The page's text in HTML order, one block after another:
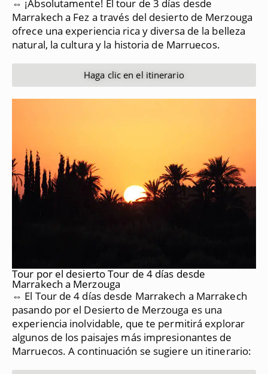
⇔ ¡Absolutamente! El tour de 3 días desde
Marrakech a Fez a través del desierto de Merzouga
ofrece una experiencia rica y diversa de la belleza
natural, la cultura y la historia de Marruecos.
Haga clic en el itinerario
Tour por el desierto Tour de 4 días desde
Marrakech a Merzouga
⇔ El Tour de 4 días desde Marrakech a Marrakech
pasando por el Desierto de Merzouga es una
experiencia inolvidable, que te permitirá explorar
algunos de los paisajes más impresionantes de
Marruecos. A continuación se sugiere un itinerario: